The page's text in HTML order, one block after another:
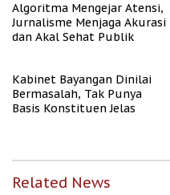
Algoritma Mengejar Atensi,
Jurnalisme Menjaga Akurasi
dan Akal Sehat Publik
Kabinet Bayangan Dinilai
Bermasalah, Tak Punya
Basis Konstituen Jelas
Related News